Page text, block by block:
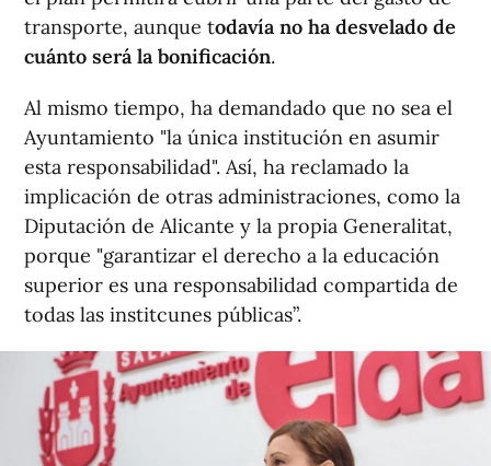
transporte, aunque todavía no ha desvelado de
cuánto será la bonificación.
Al mismo tiempo, ha demandado que no sea el
Ayuntamiento "la única institución en asumir
esta responsabilidad". Así, ha reclamado la
implicación de otras administraciones, como la
Diputación de Alicante y la propia Generalitat,
porque "garantizar el derecho a la educación
superior es una responsabilidad compartida de
todas las institcunes públicas”.